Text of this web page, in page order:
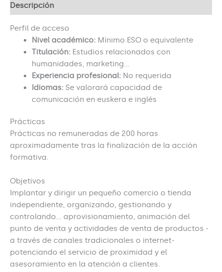
Descripción
Perfil de acceso
Nivel académico:Mínimo ESO o equivalente
Titulación:Estudios relacionados con
humanidades, marketing…
Experiencia profesional:No requerida
Idiomas:Se valorará capacidad de
comunicación en euskera e inglés
Prácticas
Prácticas no remuneradas de 200 horas
aproximadamente tras la finalización de la acción
formativa.
Objetivos
Implantar y dirigir un pequeño comercio o tienda
independiente, organizando, gestionando y
controlando… aprovisionamiento, animación del
punto de venta y actividades de venta de productos -
a través de canales tradicionales o internet-
potenciando el servicio de proximidad y el
asesoramiento en la atención a clientes.